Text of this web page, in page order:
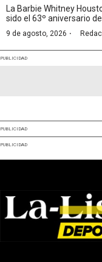
La Barbie Whitney
sido el 63º aniversario
9 de agosto, 2026 ·
PUBLICIDAD
PUBLICIDAD
PUBLICIDAD